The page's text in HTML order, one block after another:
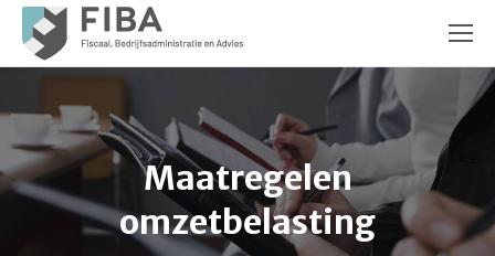
Maatregelen
omzetbelasting